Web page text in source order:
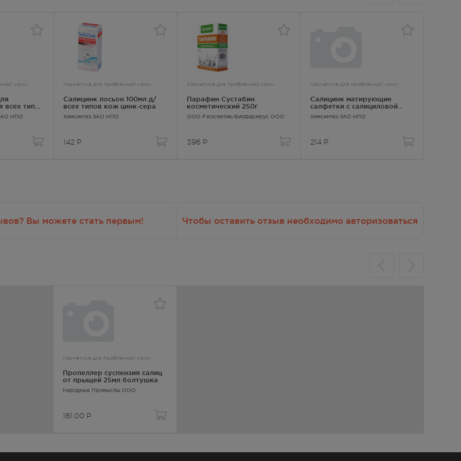
181.00Р
181.00Р
181.00
181.00 Р
181.00Р
кожи
всех типов
НПО
Косметика для проблемной кожи
Салицинк лосьон 100мл д/
всех типов кож цинк-сера
Химсинтез ЗАО НПО
142 Р
Косметика для проблемной кожи
Парафин Сустабин
косметический 250г
ООО Р.Косметик/Биофармрус ООО
396 Р
Косметика для проблемной кожи
Салицинк матирующие
салфетки с салициловой
кислотой и экстрактом
зеленого чая №50
Химсинтез ЗАО НПО
214 Р
Чтобы оставить отзыв необходимо авторизоваться
Вы можете стать первым!
Косметика для проблемной кожи
Пропеллер суспензия салиц
от прыщей 25мл болтушка
Народные Промыслы ООО
181.00 Р